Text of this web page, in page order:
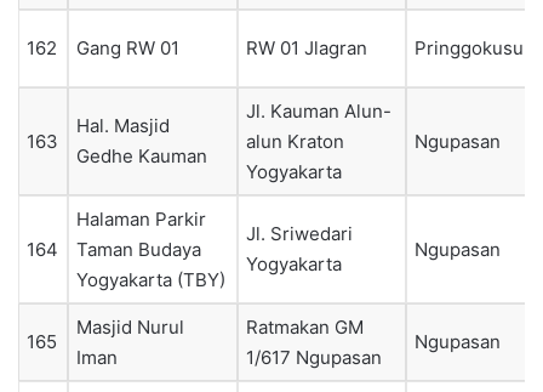
162 Gang RW 01 RW 01 Jlagran
163
Hal. Masjid
Gedhe Kauman
Jl. Kauman Alun-
alun Kraton
Yogyakarta
Ngupasan
164
Halaman Parkir
Taman Budaya
Yogyakarta (TBY)
Jl. Sriwedari
Yogyakarta
Ngupasan
165
Masjid Nurul
Iman
Ratmakan GM
1/617 Ngupasan
Ngupasan